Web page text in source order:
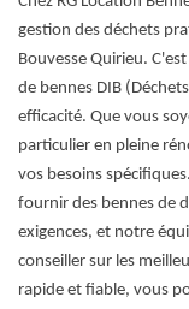
gestion des déchets
Bouvesse Quirieu.
de bennes DIB
efficacité. Que vous
particulier en pleine
vos besoins
fournir des bennes de
exigences, et notre
conseiller sur les
rapide et fiable, vous